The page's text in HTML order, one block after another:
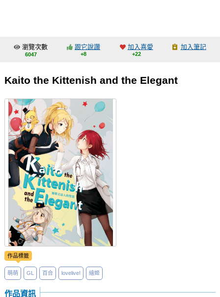
交流中心
會員中心
註冊會員
登入
瀏覽次數
6047
跟它說讚
+8
加入喜愛
+22
加入筆記
Kaito the Kittenish and the Elegant
作品標籤
萌萌 GL 百合 lovelive! 繪姬
作品資訊